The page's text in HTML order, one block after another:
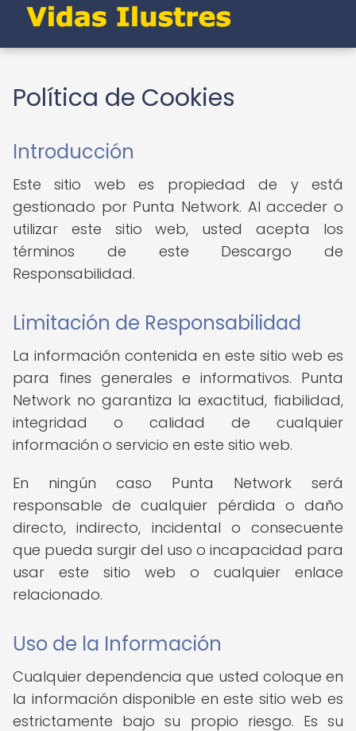
Política de Cookies
Introducción
Este sitio web es propiedad de y está
gestionado por Punta Network. Al acceder o
utilizar este sitio web, usted acepta los
términos de este Descargo de
Responsabilidad.
Limitación de Responsabilidad
La información contenida en este sitio web es
para fines generales e informativos. Punta
Network no garantiza la exactitud, fiabilidad,
integridad o calidad de cualquier
información o servicio en este sitio web.
En ningún caso Punta Network será
responsable de cualquier pérdida o daño
directo, indirecto, incidental o consecuente
que pueda surgir del uso o incapacidad para
usar este sitio web o cualquier enlace
relacionado.
Uso de la Información
Cualquier dependencia que usted coloque en
la información disponible en este sitio web es
estrictamente bajo su propio riesgo. Es su